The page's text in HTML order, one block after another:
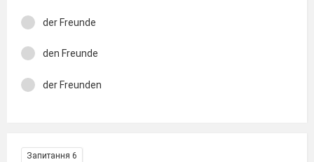
der Freunde
den Freunde
der Freunden
Запитання 6